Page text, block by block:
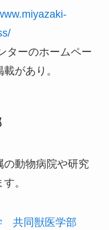
ターのホームペー
があり。
動物病院や研究
。
共同獣医学部